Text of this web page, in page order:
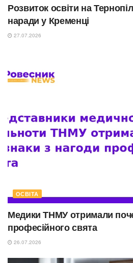
Розвиток освіти на
наради у Кременці
27.07.2026
ОСВІТА
Медики ТНМУ отримали
професійного свята
26.07.2026